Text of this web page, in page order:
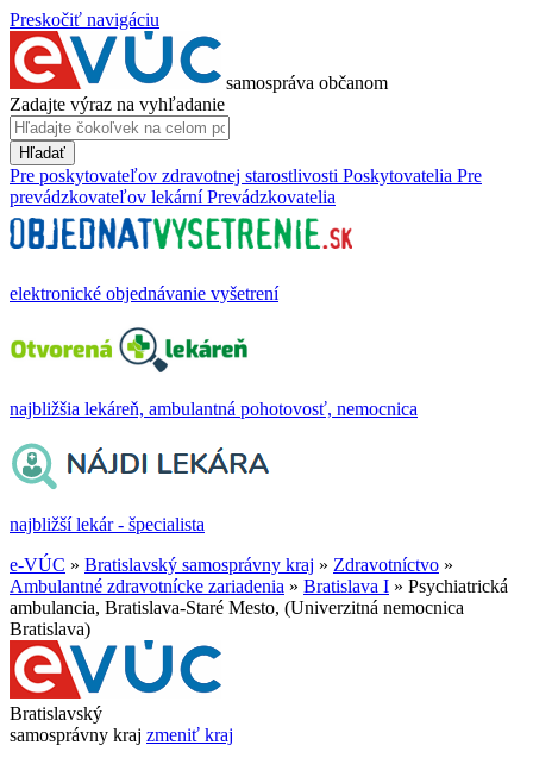
Preskočiť navigáciu
samospráva občanom
Zadajte výraz na vyhľadanie
Hľadať
Pre poskytovateľov zdravotnej starostlivosti Poskytovatelia Pre
prevádzkovateľov lekární Prevádzkovatelia
elektronické objednávanie vyšetrení
najbližšia lekáreň, ambulantná pohotovosť, nemocnica
najbližší lekár - špecialista
e-VÚC » Bratislavský samosprávny kraj » Zdravotníctvo »
Ambulantné zdravotnícke zariadenia » Bratislava I » Psychiatrická
ambulancia, Bratislava-Staré Mesto, (Univerzitná nemocnica
Bratislava)
Bratislavský
samosprávny kraj zmeniť kraj